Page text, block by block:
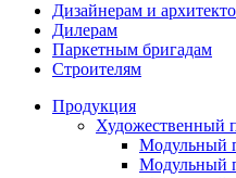
Дизайнерам и
Дилерам
Паркетным бригадам
Строителям
Продукция
Художественный
Модульный
Модульный